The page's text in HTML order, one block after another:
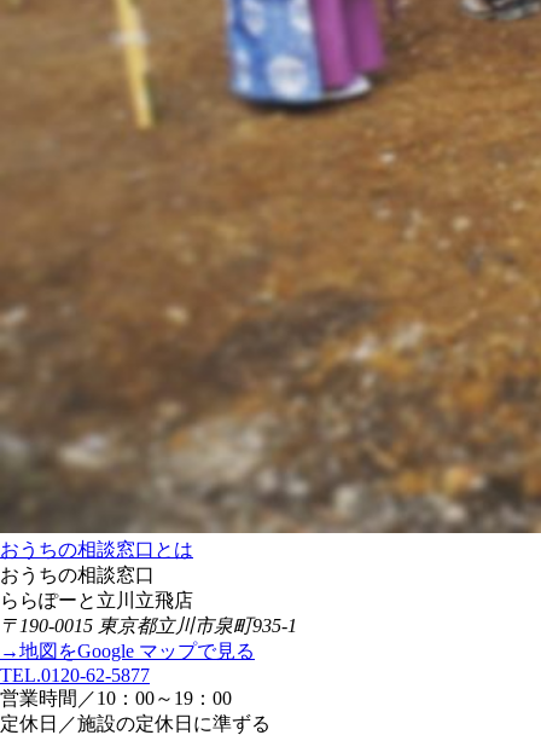
おうちの相談窓口とは
おうちの相談窓口
ららぽーと立川立飛店
〒190-0015 東京都立川市泉町935-1
→地図をGoogle マップで見る
TEL.0120-62-5877
営業時間／10：00～19：00
定休日／施設の定休日に準ずる